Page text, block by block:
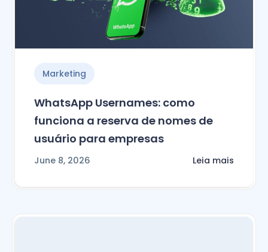
Marketing
WhatsApp Usernames: como
funciona a reserva de nomes de
usuário para empresas
June 8, 2026 Leia mais